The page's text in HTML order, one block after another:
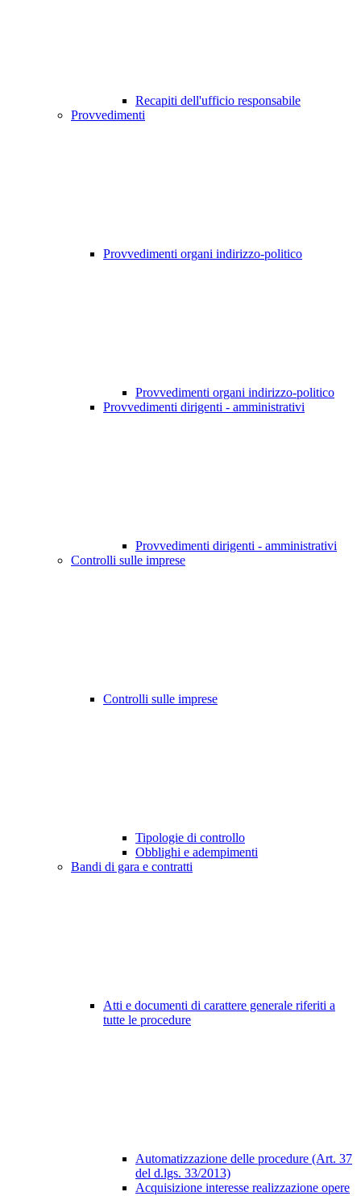
Recapiti dell'ufficio responsabile
Provvedimenti
Provvedimenti organi indirizzo-politico
Provvedimenti organi indirizzo-politico
Provvedimenti dirigenti - amministrativi
Provvedimenti dirigenti - amministrativi
Controlli sulle imprese
Controlli sulle imprese
Tipologie di controllo
Obblighi e adempimenti
Bandi di gara e contratti
Atti e documenti di carattere generale riferiti a
tutte le procedure
Automatizzazione delle procedure (Art. 37
del d.lgs. 33/2013)
Acquisizione interesse realizzazione opere